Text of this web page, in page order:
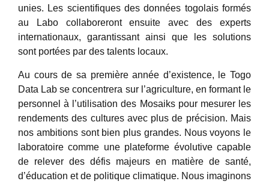
unies. Les scientifiques des données togolais formés
au Labo collaboreront ensuite avec des experts
internationaux, garantissant ainsi que les solutions
sont portées par des talents locaux.
Au cours de sa première année d’existence, le Togo
Data Lab se concentrera sur l’agriculture, en formant le
personnel à l’utilisation des Mosaiks pour mesurer les
rendements des cultures avec plus de précision. Mais
nos ambitions sont bien plus grandes. Nous voyons le
laboratoire comme une plateforme évolutive capable
de relever des défis majeurs en matière de santé,
d’éducation et de politique climatique. Nous imaginons